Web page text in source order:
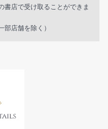
店で受け取ることができま
店舗を除く）